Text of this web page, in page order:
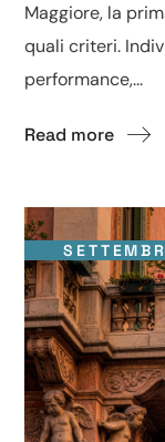
Maggiore, la
quali criteri.
performance,...
Read more